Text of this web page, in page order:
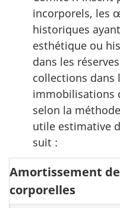
incorporels, les
historiques
esthétique ou
dans les
collections dans
immobilisations
selon la
utile estimative
suit :
Amortissement
corporelles